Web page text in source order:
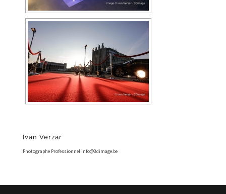
Ivan Verzar
Photographe Professionnel info@3dimage.be